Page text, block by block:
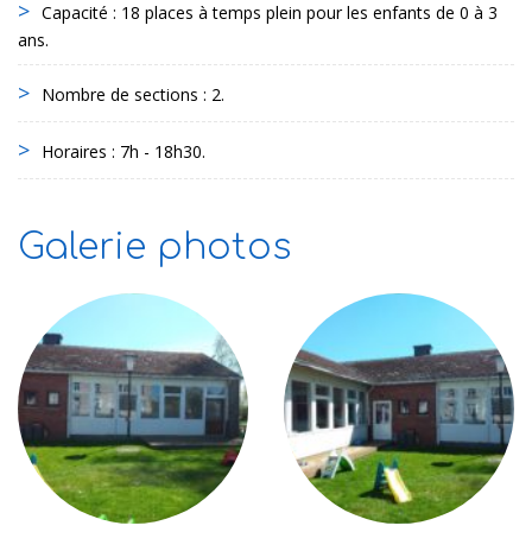
Capacité : 18 places à temps plein pour les enfants de 0 à 3
ans.
Nombre de sections : 2.
Horaires : 7h - 18h30.
Galerie photos